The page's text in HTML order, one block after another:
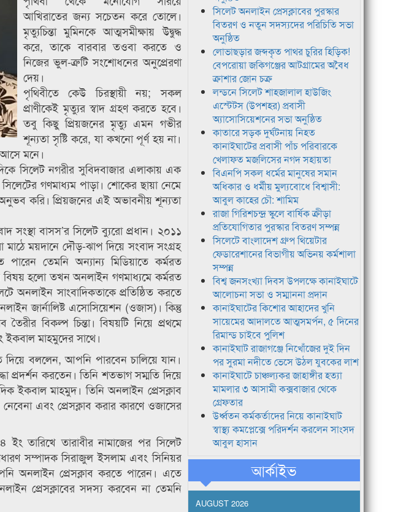
আখিরাতের জন্য সচেতন করে তোলে।
মৃত্যুচিন্তা মুমিনকে আত্মসমীক্ষায় উদ্বুদ্ধ
করে, তাকে বারবার তওবা করতে ও
নিজের ভুল-ত্রুটি সংশোধনের অনুপ্রেরণা
দেয়।
পৃথিবীতে কেউ চিরস্থায়ী নয়; সকল
প্রাণীকেই মৃত্যুর স্বাদ গ্রহণ করতে হবে।
তবু কিছু প্রিয়জনের মৃত্যু এমন গভীর
শূন্যতা সৃষ্টি করে, যা কখনো পূর্ণ হয় না।
মনে।
সিলেট নগরীর সুবিদবাজার এলাকায় এক
গণমাধ্যম পাড়া। শোকের ছায়া নেমে
করি। প্রিয়জনের এই অভাবনীয় শূন্যতা
সংস্থা বাসস’র সিলেট ব্যুরো প্রধান। ২০১১
ময়দানে দৌড়-ঝাপ দিয়ে সংবাদ সংগ্রহ
তেমনি অন্যান্য মিডিয়াতে কর্মরত
বিষয় হলো তখন অনলাইন গণমাধ্যমে কর্মরত
অনলাইন সাংবাদিকতাকে প্রতিষ্ঠিত করতে
জার্নালিষ্ট এসোসিয়েশন (ওজাস)। কিন্তু
বিকল্প চিন্তা। বিষয়টি নিয়ে প্রথমে
মাহমুদের সাথে।
বললেন, আপনি পারবেন চালিয়ে যান।
করতেন। তিনি শতভাগ সম্মতি দিয়ে
ইকবাল মাহমুদ। তিনি অনলাইন প্রেসক্লাব
নেবেনা এবং প্রেসক্লাব করার কারণে ওজাসের
তারিখে তারাবীর নামাজের পর সিলেট
সম্পাদক সিরাজুল ইসলাম এবং সিনিয়র
অনলাইন প্রেসক্লাব করতে পারেন। এতে
প্রেসক্লাবের সদস্য করবেন না তেমনি
সিলেট অনলাইন প্রেসক্লাবের পুরস্কার
বিতরণ ও নতুন সদস্যদের পরিচিতি সভা
অনুষ্ঠিত
লোভাছড়ার জব্দকৃত পাথর চুরির হিড়িক!
বেপরোয়া জকিগঞ্জের আটগ্রামের অবৈধ
ক্রাশার জোন চক্র
লন্ডনে সিলেট শাহজালাল হাউজিং
এস্টেটস (উপশহর) প্রবাসী
অ্যাসোসিয়েশনের সভা অনুষ্ঠিত
কাতারে সড়ক দুর্ঘটনায় নিহত
কানাইঘাটের প্রবাসী পাঁচ পরিবারকে
খেলাফত মজলিসের নগদ সহায়তা
বিএনপি সকল ধর্মের মানুষের সমান
অধিকার ও ধর্মীয় মুল্যবোধে বিশ্বাসী:
আবুল কাহের চৌ: শামিম
রাজা গিরিশচন্দ্র স্কুলে বার্ষিক ক্রীড়া
প্রতিযোগিতার পুরস্কার বিতরণ সম্পন্ন
সিলেটে বাংলাদেশ গ্রুপ থিয়েটার
ফেডারেশানের বিভাগীয় অভিনয় কর্মশালা
সম্পন্ন
বিশ্ব জনসংখ্যা দিবস উপলক্ষে কানাইঘাটে
আলোচনা সভা ও সম্মাননা প্রদান
কানাইঘাটের কিশোর আহাদের খুনি
সায়েমের আদালতে আত্মসমর্পন, ৫ দিনের
রিমান্ড চাইবে পুলিশ
কানাইঘাট রাজাগঞ্জে নিখোঁজের দুই দিন
পর সুরমা নদীতে ভেসে উঠল যুবকের লাশ
কানাইঘাটে চাঞ্চল্যকর জাহাঙ্গীর হত্যা
মামলার ৩ আসামী কক্সবাজার থেকে
গ্রেফতার
উর্ধ্বতন কর্মকর্তাদের নিয়ে কানাইঘাট
স্বাস্থ্য কমপ্লেক্সে পরিদর্শন করলেন সাংসদ
আবুল হাসান
আর্কাইভ
AUGUST 2026